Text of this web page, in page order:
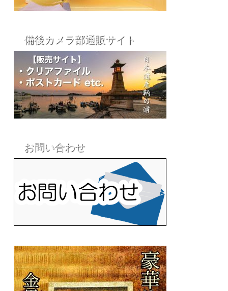
備後カメラ部通販サイト
お問い合わせ